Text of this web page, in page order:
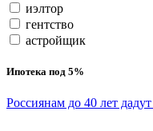
иэлтор
гентство
астройщик
Ипотека под 5%
Россиянам до 40 лет